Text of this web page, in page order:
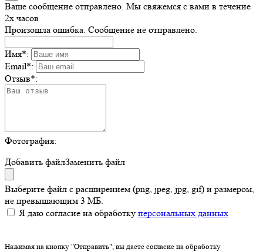
Ваше сообщение отправлено. Мы свяжемся с вами в течение
2х часов
Произошла ошибка. Сообщение не отправлено.
Имя*:
Email*:
Отзыв*:
Фотография:
Добавить файлЗаменить файл
Выберите файл с расширением (png, jpeg, jpg, gif) и размером,
не превышающим 3 МБ.
Я даю согласие на обработку персональных данных
Нажимая на кнопку "Отправить", вы даете согласие на обработку